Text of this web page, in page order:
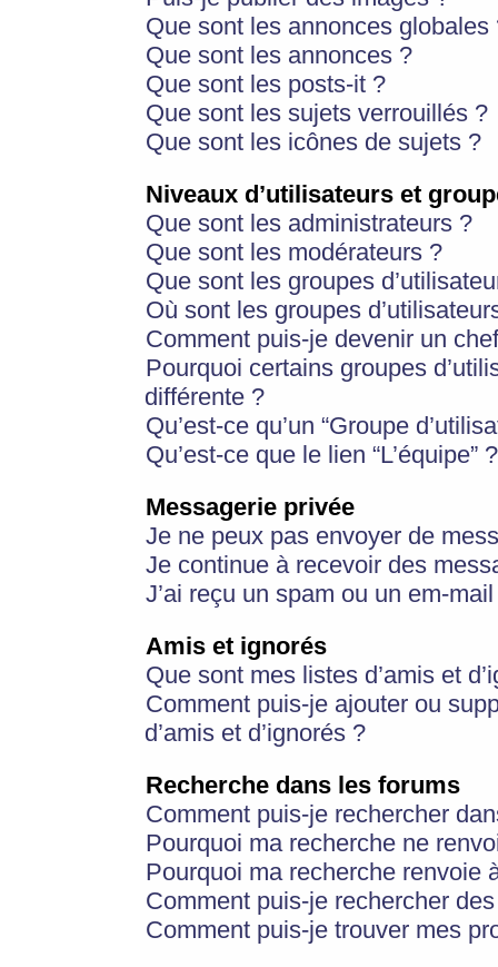
Que sont les annonces globales
Que sont les annonces ?
Que sont les posts-it ?
Que sont les sujets verrouillés ?
Que sont les icônes de sujets ?
Niveaux d’utilisateurs et
Que sont les administrateurs ?
Que sont les modérateurs ?
Que sont les groupes
Où sont les groupes
Comment puis-je devenir un
Pourquoi certains groupes
différente ?
Qu’est-ce qu’un “Groupe
Qu’est-ce que le lien “L’équipe” ?
Messagerie privée
Je ne peux pas envoyer de
Je continue à recevoir des
J’ai reçu un spam ou un em-
Amis et ignorés
Que sont mes listes d’amis et
Comment puis-je ajouter ou
d’amis et d’ignorés ?
Recherche dans les forums
Comment puis-je rechercher
Pourquoi ma recherche ne
Pourquoi ma recherche renvoie
Comment puis-je rechercher
Comment puis-je trouver mes